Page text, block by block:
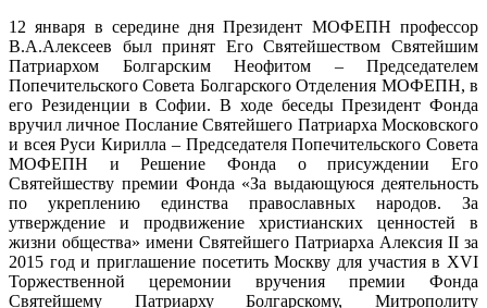
12 января в середине дня Президент МОФЕПН профессор
В.А.Алексеев был принят Его Святейшеством Святейшим
Патриархом Болгарским Неофитом – Председателем
Попечительского Совета Болгарского Отделения МОФЕПН, в
его Резиденции в Софии. В ходе беседы Президент Фонда
вручил личное Послание Святейшего Патриарха Московского
и всея Руси Кирилла – Председателя Попечительского Совета
МОФЕПН и Решение Фонда о присуждении Его
Святейшеству премии Фонда «За выдающуюся деятельность
по укреплению единства православных народов. За
утверждение и продвижение христианских ценностей в
жизни общества» имени Святейшего Патриарха Алексия II за
2015 год и приглашение посетить Москву для участия в XVI
Торжественной церемонии вручения премии Фонда
Святейшему Патриарху Болгарскому, Митрополиту